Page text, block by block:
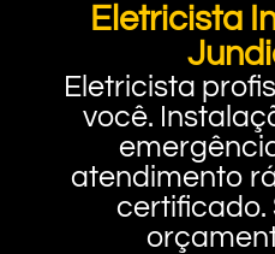
Eletricista
Eletricista
você.
atendimento
certificado.